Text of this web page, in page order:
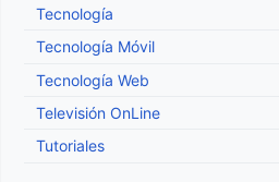
Tecnología
Tecnología Móvil
Tecnología Web
Televisión OnLine
Tutoriales